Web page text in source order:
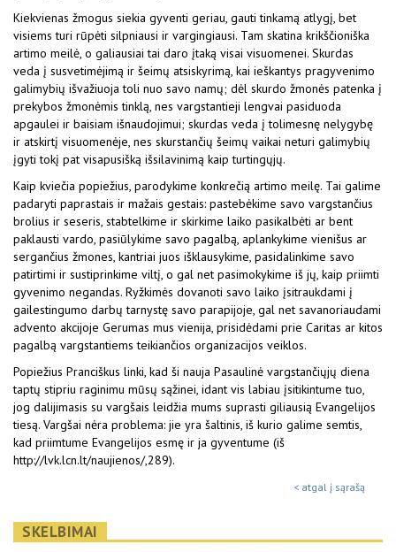
Kiekvienas žmogus siekia gyventi geriau, gauti tinkamą atlygį, bet
visiems turi rūpėti silpniausi ir vargingiausi. Tam skatina krikščioniška
artimo meilė, o galiausiai tai daro įtaką visai visuomenei. Skurdas
veda į susvetimėjimą ir šeimų atsiskyrimą, kai ieškantys pragyvenimo
galimybių išvažiuoja toli nuo savo namų; dėl skurdo žmonės patenka į
prekybos žmonėmis tinklą, nes vargstantieji lengvai pasiduoda
apgaulei ir baisiam išnaudojimui; skurdas veda į tolimesnę nelygybę
ir atskirtį visuomenėje, nes skurstančių šeimų vaikai neturi galimybių
įgyti tokį pat visapusišką išsilavinimą kaip turtingųjų.
Kaip kviečia popiežius, parodykime konkrečią artimo meilę. Tai galime
padaryti paprastais ir mažais gestais: pastebėkime savo vargstančius
brolius ir seseris, stabtelkime ir skirkime laiko pasikalbėti ar bent
paklausti vardo, pasiūlykime savo pagalbą, aplankykime vienišus ar
sergančius žmones, kantriai juos išklausykime, pasidalinkime savo
patirtimi ir sustiprinkime viltį, o gal net pasimokykime iš jų, kaip priimti
gyvenimo negandas. Ryžkimės dovanoti savo laiko įsitraukdami į
gailestingumo darbų tarnystę savo parapijoje, gal net savanoriaudami
advento akcijoje Gerumas mus vienija, prisidėdami prie Caritas ar kitos
pagalbą vargstantiems teikiančios organizacijos veiklos.
Popiežius Pranciškus linki, kad ši nauja Pasaulinė vargstančiųjų diena
taptų stipriu raginimu mūsų sąžinei, idant vis labiau įsitikintume tuo,
jog dalijimasis su vargšais leidžia mums suprasti giliausią Evangelijos
tiesą. Vargšai nėra problema: jie yra šaltinis, iš kurio galime semtis,
kad priimtume Evangelijos esmę ir ja gyventume (iš
http://lvk.lcn.lt/naujienos/,289).
< atgal į sąrašą
SKELBIMAI